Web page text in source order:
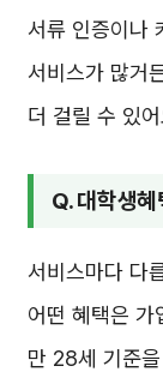
서류 인증이나
서비스가 많거
더 걸릴 수 있
Q. 대학생
서비스마다 다
어떤 혜택은 가
만 28세 기준